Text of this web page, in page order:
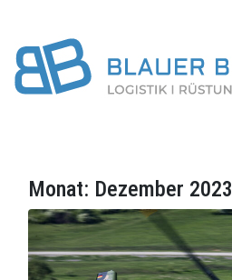
Monat: Dezember 2023